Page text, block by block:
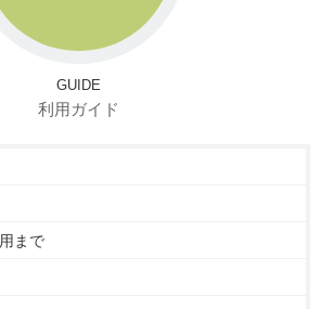
GUIDE
利用ガイド
まで